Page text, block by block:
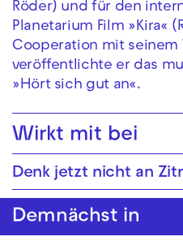
Röder) und für den
Planetarium Film »Kira«
Cooperation mit seinem
veröffentlichte er das
»Hört sich gut an«.
Wirkt mit bei
Denk jetzt nicht an
Demnächst in